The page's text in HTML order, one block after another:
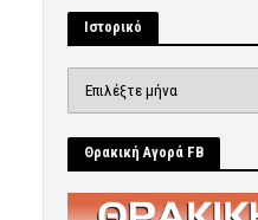
Ιστορικό
Θρακική Αγορά FB